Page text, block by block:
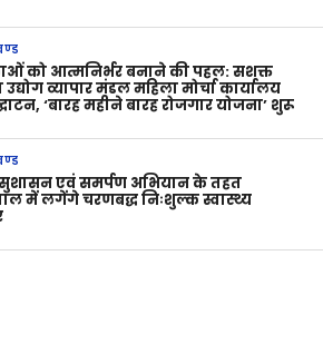
को आत्मनिर्भर बनाने की पहल: सशक्त
व्यापार मंडल महिला मोर्चा कार्यालय
‘बारह महीने बारह रोजगार योजना’ शुरू
एवं समर्पण अभियान के तहत
में लगेंगे चरणबद्ध निःशुल्क स्वास्थ्य